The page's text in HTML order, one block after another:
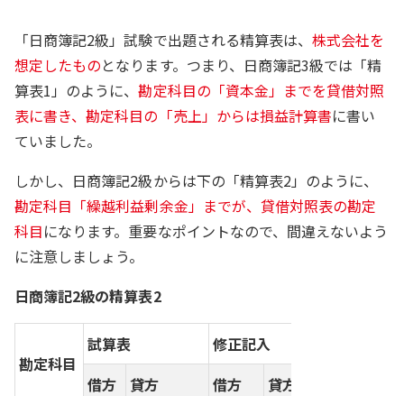
「日商簿記2級」試験で出題される精算表は、株式会社を
想定したものとなります。つまり、日商簿記3級では「精
算表1」のように、勘定科目の「資本金」までを貸借対照
表に書き、勘定科目の「売上」からは損益計算書に書い
ていました。
しかし、日商簿記2級からは下の「精算表2」のように、
勘定科目「繰越利益剰余金」までが、貸借対照表の勘定
科目になります。重要なポイントなので、間違えないよう
に注意しましょう。
日商簿記2級の精算表2
勘定科目
試算表 修正記入
借方
貸方 借方 貸方